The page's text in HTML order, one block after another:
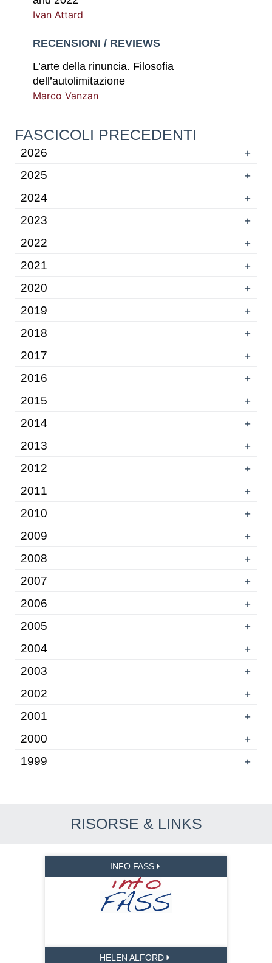
Ivan Attard
RECENSIONI / REVIEWS
L’arte della rinuncia. Filosofia
dell’autolimitazione
Marco Vanzan
FASCICOLI PRECEDENTI
2026
+
2025
+
2024
+
2023
+
2022
+
2021
+
2020
+
2019
+
2018
+
2017
+
2016
+
2015
+
2014
+
2013
+
2012
+
2011
+
2010
+
2009
+
2008
+
2007
+
2006
+
2005
+
2004
+
2003
+
2002
+
2001
+
2000
+
1999
+
RISORSE & LINKS
INFO FASS
HELEN ALFORD